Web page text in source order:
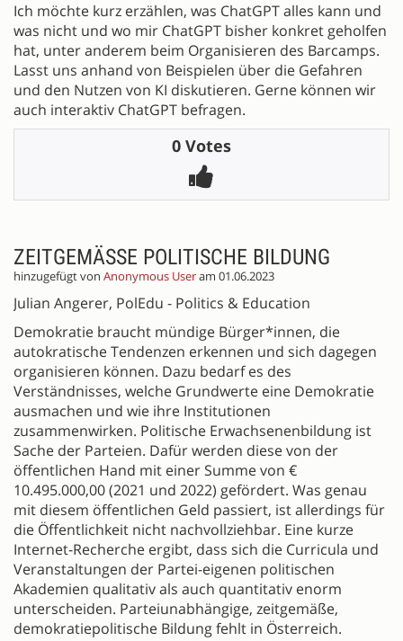
Ich möchte kurz erzählen, was ChatGPT alles kann und
was nicht und wo mir ChatGPT bisher konkret geholfen
hat, unter anderem beim Organisieren des Barcamps.
Lasst uns anhand von Beispielen über die Gefahren
und den Nutzen von KI diskutieren. Gerne können wir
auch interaktiv ChatGPT befragen.
0 Votes
ZEITGEMÄSSE POLITISCHE BILDUNG
hinzugefügt von Anonymous Useram 01.06.2023
Julian Angerer, PolEdu - Politics & Education
Demokratie braucht mündige Bürger*innen, die
autokratische Tendenzen erkennen und sich dagegen
organisieren können. Dazu bedarf es des
Verständnisses, welche Grundwerte eine Demokratie
ausmachen und wie ihre Institutionen
zusammenwirken. Politische Erwachsenenbildung ist
Sache der Parteien. Dafür werden diese von der
öffentlichen Hand mit einer Summe von €
10.495.000,00 (2021 und 2022) gefördert. Was genau
mit diesem öffentlichen Geld passiert, ist allerdings für
die Öffentlichkeit nicht nachvollziehbar. Eine kurze
Internet-Recherche ergibt, dass sich die Curricula und
Veranstaltungen der Partei-eigenen politischen
Akademien qualitativ als auch quantitativ enorm
unterscheiden. Parteiunabhängige, zeitgemäße,
demokratiepolitische Bildung fehlt in Österreich.